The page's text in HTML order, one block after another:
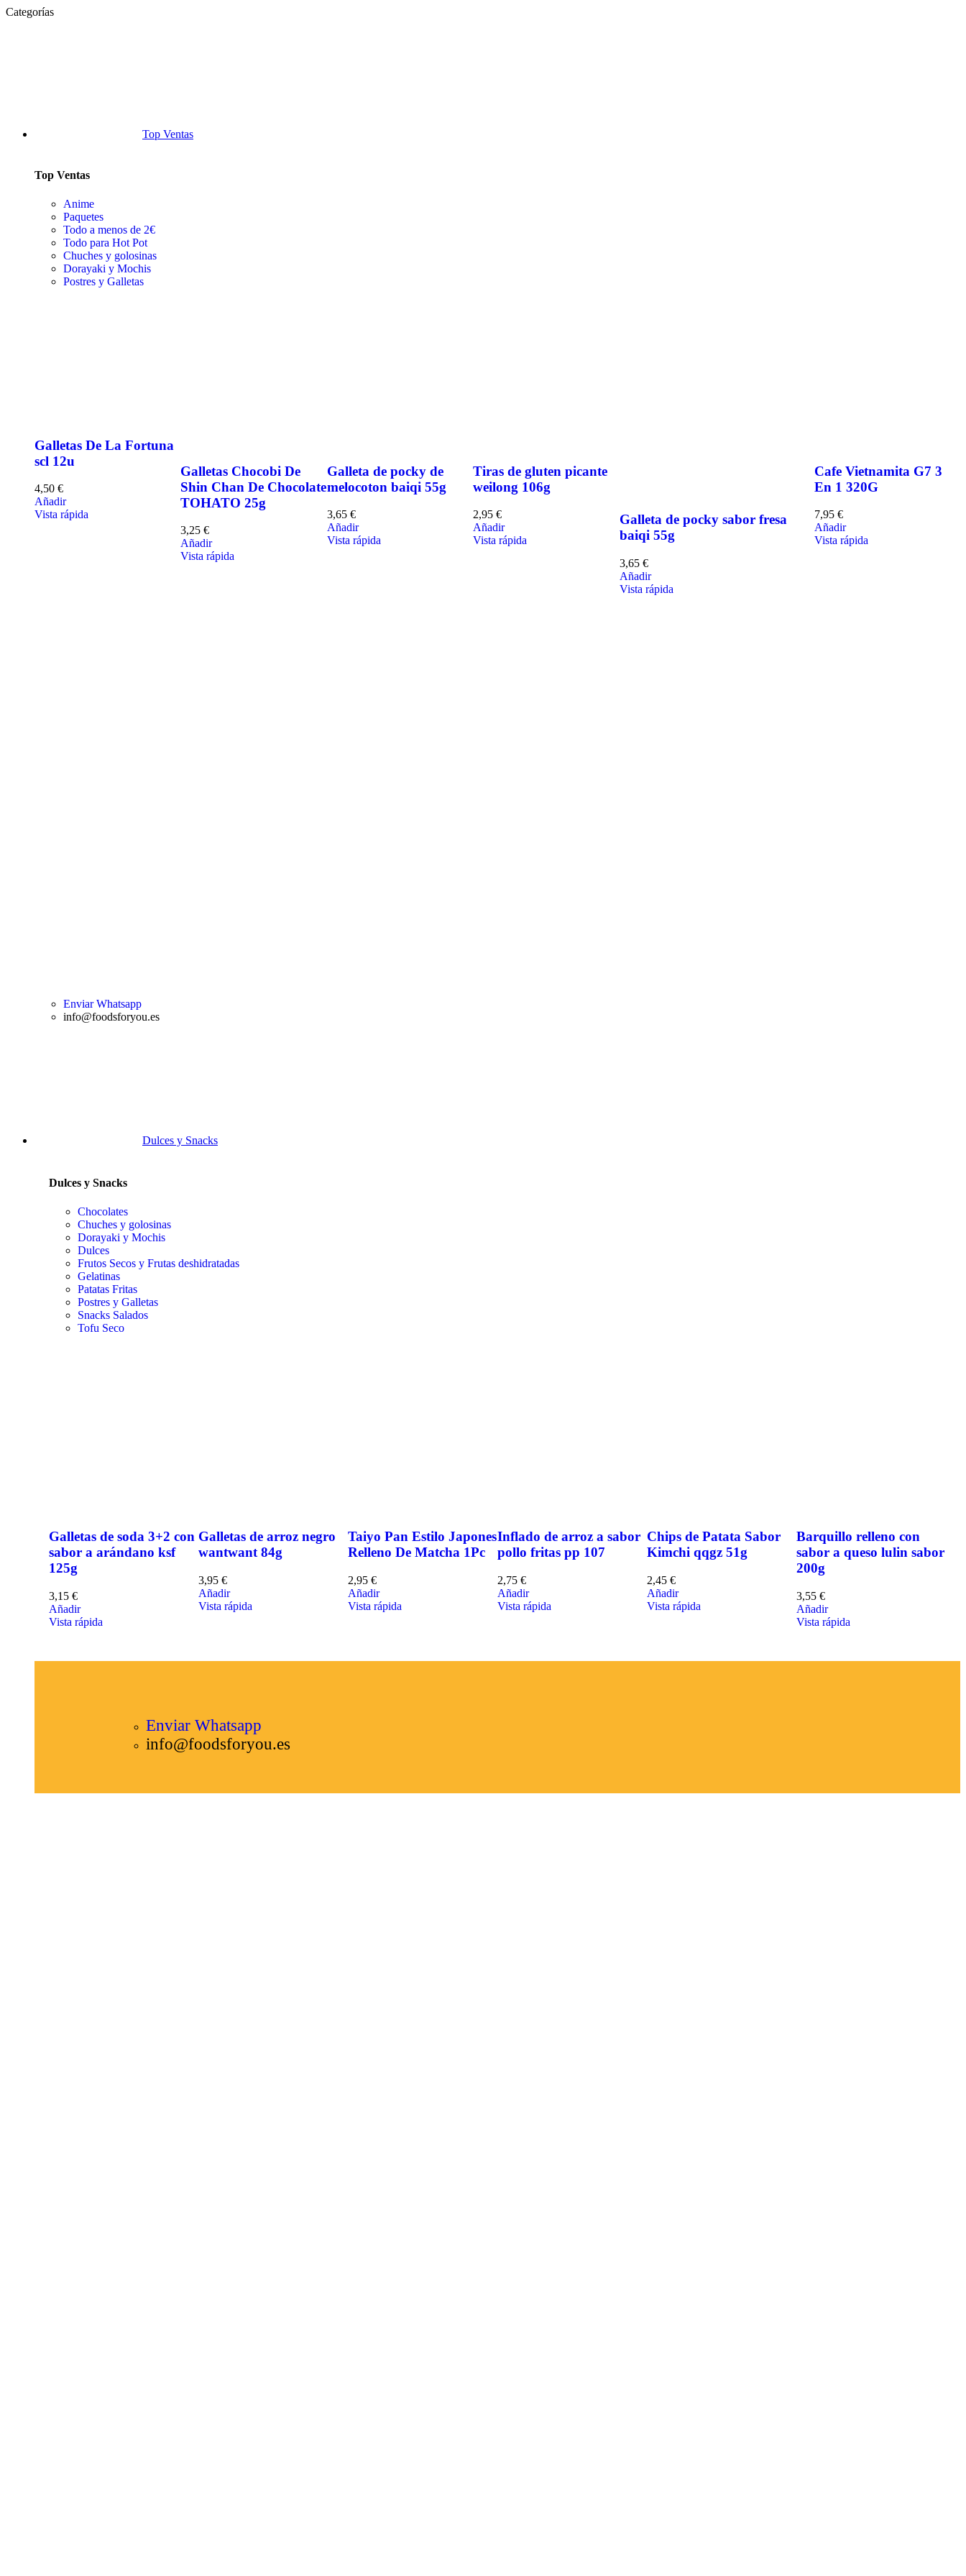
Categorías
Top Ventas
Top Ventas
Anime
Paquetes
Todo a menos de 2€
Todo para Hot Pot
Chuches y golosinas
Dorayaki y Mochis
Postres y Galletas
Galletas De La Fortuna
scl 12u
4,50 €
Añadir
Vista rápida
Galletas Chocobi De
Shin Chan De Chocolate
TOHATO 25g
3,25€
Añadir
Vista rápida
Galleta de pocky de
melocoton baiqi 55g
3,65 €
Añadir
Vista rápida
Tiras de gluten picante
weilong 106g
2,95€
Añadir
Vista rápida
Galleta de pocky sabor fresa
baiqi 55g
3,65 €
Añadir
Vista rápida
Cafe Vietnamita G7 3
En 1 320G
7,95 €
Añadir
Vista rápida
Enviar Whatsapp
info@foodsforyou.es
Dulces y Snacks
Dulces y Snacks
Chocolates
Chuches y golosinas
Dorayaki y Mochis
Dulces
Frutos Secos y Frutas deshidratadas
Gelatinas
Patatas Fritas
Postres y Galletas
Snacks Salados
Tofu Seco
Galletas de soda 3+2 con
sabor a arándano ksf
125g
3,15 €
Añadir
Vista rápida
Galletas de arroz negro
wantwant 84g
3,95 €
Añadir
Vista rápida
Taiyo Pan Estilo Japones
Relleno De Matcha 1Pc
2,95 €
Añadir
Vista rápida
Inflado de arroz a sabor
pollo fritas pp 107
2,75 €
Añadir
Vista rápida
Chips de Patata Sabor
Kimchi qqgz 51g
2,45 €
Añadir
Vista rápida
Barquillo relleno con
sabor a queso lulin sabor
200g
3,55 €
Añadir
Vista rápida
Enviar Whatsapp
info@foodsforyou.es